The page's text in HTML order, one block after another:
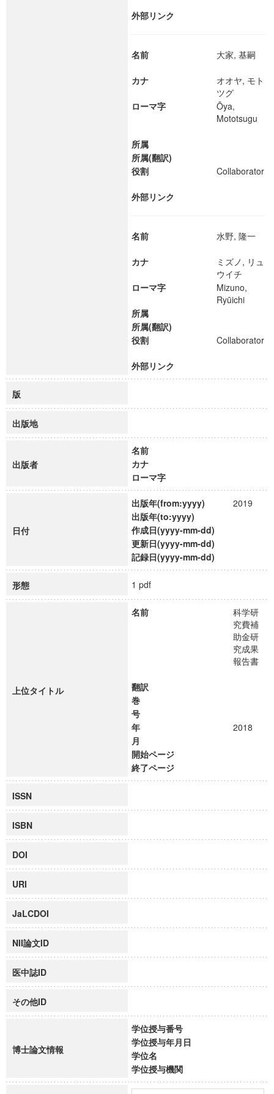
外部リンク
名前 大家, 基嗣
カナ
オオヤ, モト
ツグ
ローマ字
Ōya,
Mototsugu
所属
所属(翻訳)
役割
Collaborator
外部リンク
名前 水野, 隆一
カナ
ミズノ, リュ
ウイチ
ローマ字
Mizuno,
Ryūichi
所属
所属(翻訳)
役割
Collaborator
外部リンク
版
出版地
出版者
名前
カナ
ローマ字
日付
出版年(from:yyyy)
2019
出版年(to:yyyy)
作成日(yyyy-mm-dd)
更新日(yyyy-mm-dd)
記録日(yyyy-mm-dd)
形態 1 pdf
上位タイトル
名前
科学研
究費補
助金研
究成果
報告書
翻訳
巻
号
年
2018
月
開始ページ
終了ページ
ISSN
ISBN
DOI
URI
JaLCDOI
NII論文ID
医中誌ID
その他ID
博士論文情報
学位授与番号
学位授与年月日
学位名
学位授与機関